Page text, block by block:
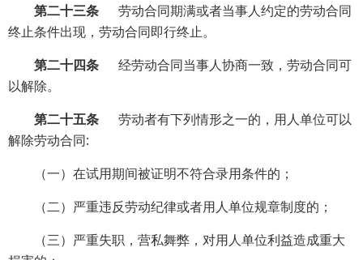
第二十三条
劳动合同期满或者当事人约定的劳动合同
终止条件出现，劳动合同即行终止。
第二十四条
经劳动合同当事人协商一致，劳动合同可
以解除。
第二十五条
劳动者有下列情形之一的，用人单位可以
解除劳动合同:
（一）在试用期间被证明不符合录用条件的；
（二）严重违反劳动纪律或者用人单位规章制度的；
（三）严重失职，营私舞弊，对用人单位利益造成重大